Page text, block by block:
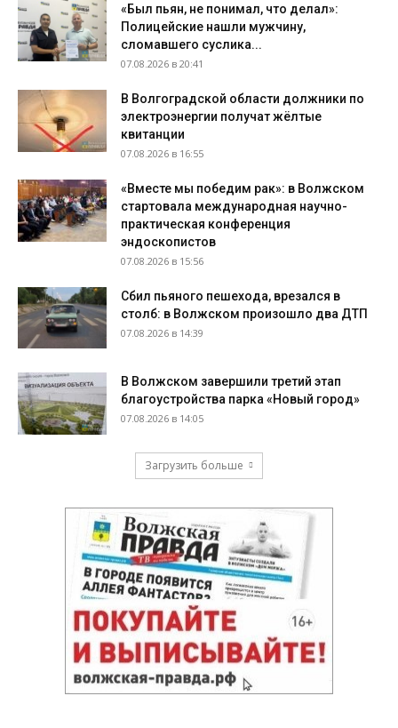
«Был пьян, не понимал, что делал»:
Полицейские нашли мужчину,
сломавшего суслика...
07.08.2026 в 20:41
В Волгоградской области должники по
электроэнергии получат жёлтые
квитанции
07.08.2026 в 16:55
«Вместе мы победим рак»: в Волжском
стартовала международная научно-
практическая конференция
эндоскопистов
07.08.2026 в 15:56
Сбил пьяного пешехода, врезался в
столб: в Волжском произошло два ДТП
07.08.2026 в 14:39
В Волжском завершили третий этап
благоустройства парка «Новый город»
07.08.2026 в 14:05
Загрузить больше